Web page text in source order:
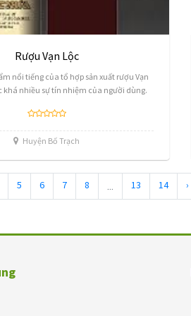
Rượu Vạn Lộc
nổi tiếng của tổ hợp sản xuất rượu Vạn
khá nhiều sự tín nhiệm của người dùng.
Huyện Bố Trạch
5 6 7 8 ... 13 14 ›